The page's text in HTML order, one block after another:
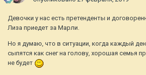
Девочки у нас есть претенденты и
Лиза приедет за Марли.
Но я думаю, что в ситуации, когда каждый
сыпятся как снег на голову, хорошая семья
не будет